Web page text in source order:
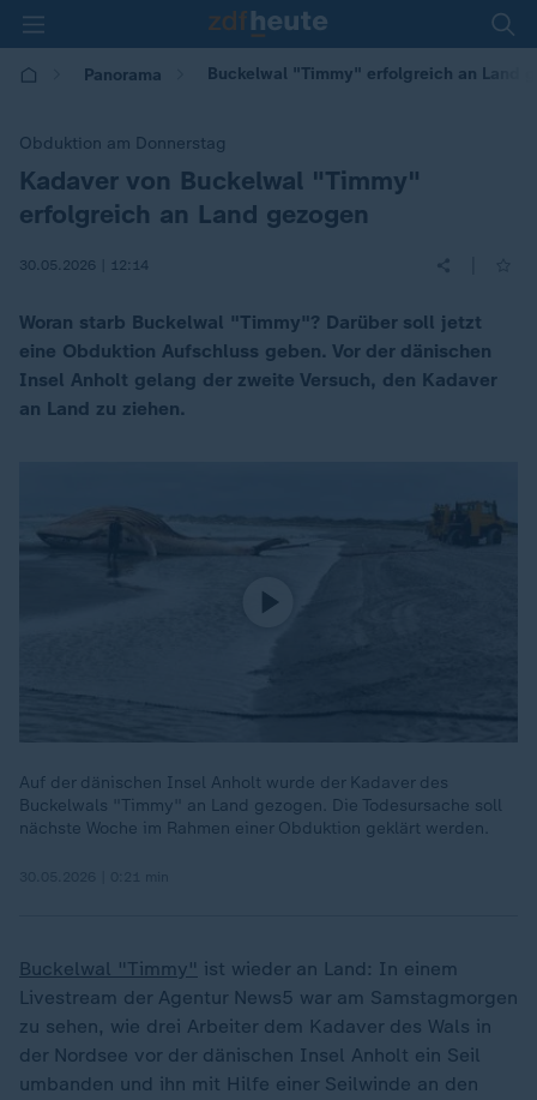
Panorama Buckelwal "Timmy" erfolgreich an Land
Obduktion am Donnerstag
:Kadaver von Buckelwal "Timmy"
erfolgreich an Land gezogen
30.05.2026 | 12:14
Woran starb Buckelwal "Timmy"? Darüber soll jetzt
eine Obduktion Aufschluss geben. Vor der dänischen
Insel Anholt gelang der zweite Versuch, den Kadaver
an Land zu ziehen.
Auf der dänischen Insel Anholt wurde der Kadaver des
Buckelwals "Timmy" an Land gezogen. Die Todesursache soll
nächste Woche im Rahmen einer Obduktion geklärt werden.
Buckelwal "Timmy" ist wieder an Land: In einem
Livestream der Agentur News5 war am Samstagmorgen
zu sehen, wie drei Arbeiter dem Kadaver des Wals in
der Nordsee vor der dänischen Insel Anholt ein Seil
umbanden und ihn mit Hilfe einer Seilwinde an den